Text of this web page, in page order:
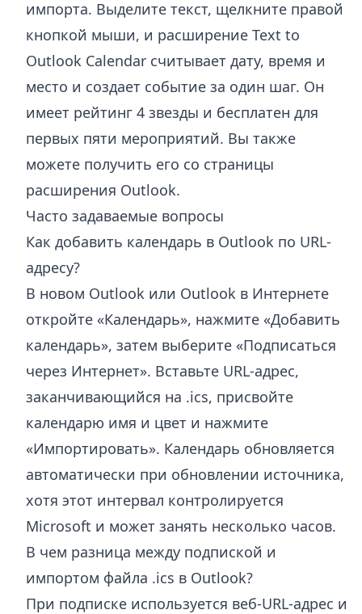
импорта. Выделите текст, щелкните правой
кнопкой мыши, и расширение Text to
Outlook Calendar считывает дату, время и
место и создает событие за один шаг. Он
имеет рейтинг 4 звезды и бесплатен для
первых пяти мероприятий. Вы также
можете получить его со страницы
расширения Outlook.
Часто задаваемые вопросы
Как добавить календарь в Outlook по URL-
адресу?
В новом Outlook или Outlook в Интернете
откройте «Календарь», нажмите «Добавить
календарь», затем выберите «Подписаться
через Интернет». Вставьте URL-адрес,
заканчивающийся на .ics, присвойте
календарю имя и цвет и нажмите
«Импортировать». Календарь обновляется
автоматически при обновлении источника,
хотя этот интервал контролируется
Microsoft и может занять несколько часов.
В чем разница между подпиской и
импортом файла .ics в Outlook?
При подписке используется веб-URL-адрес и